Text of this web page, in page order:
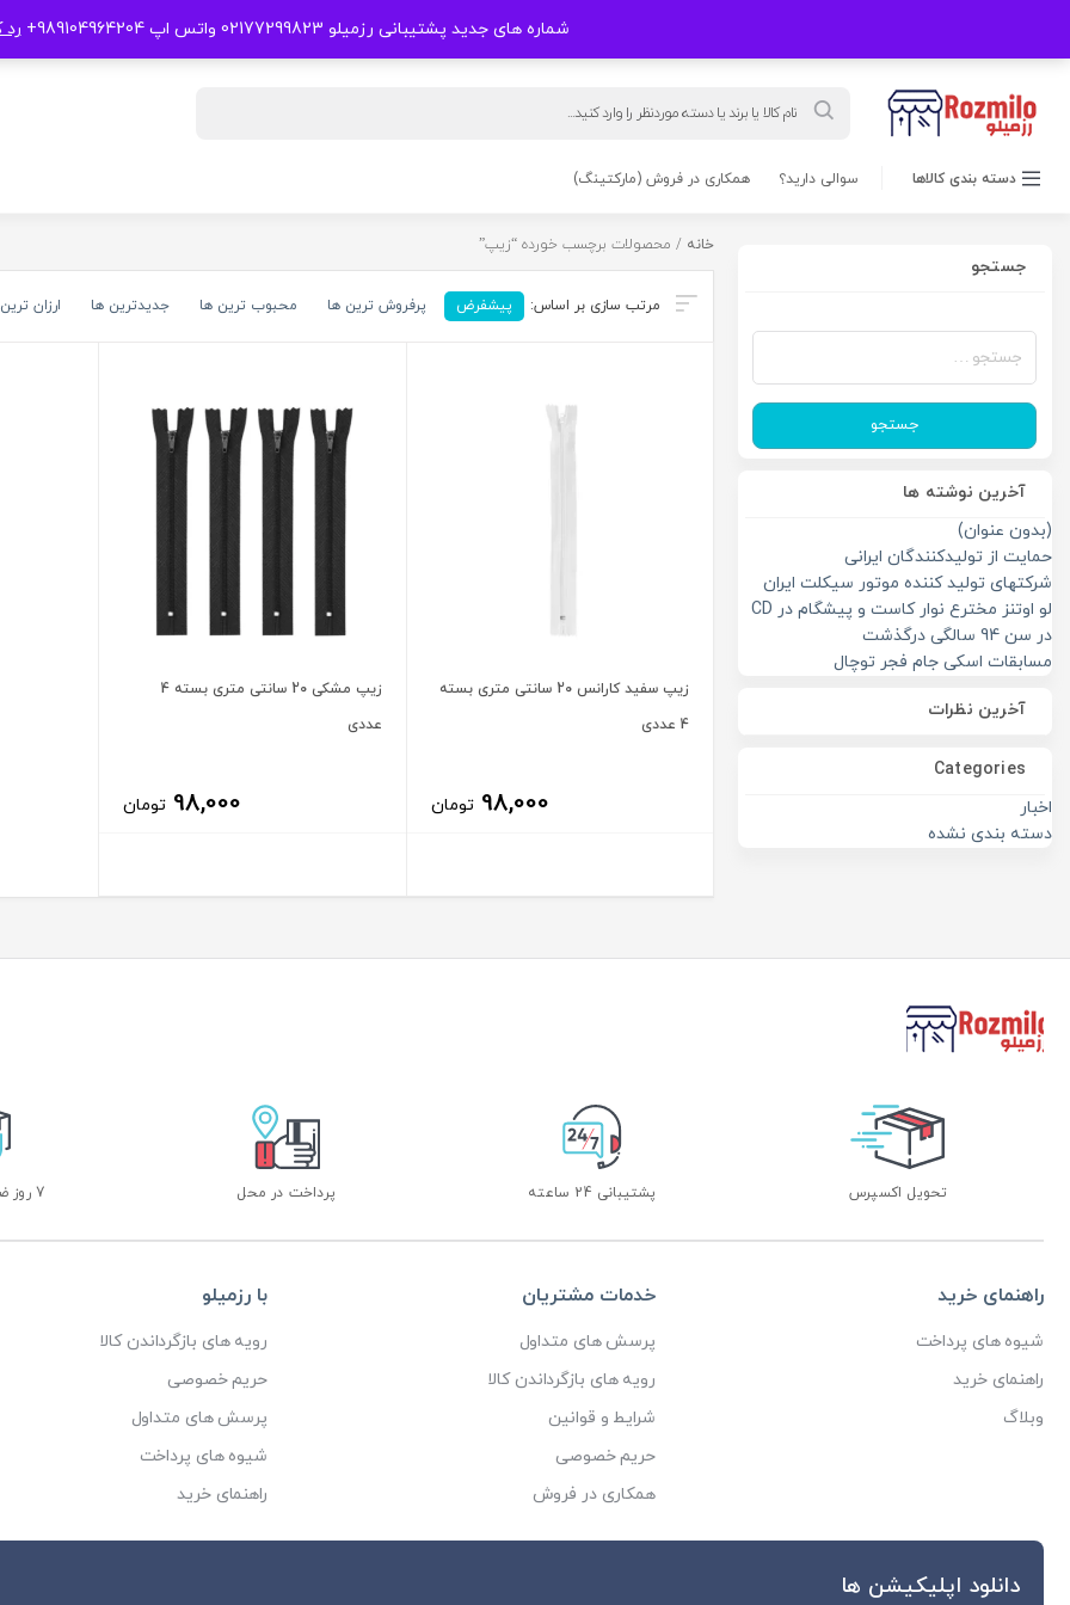
شماره های جدید پشتیبانی رزمیلو 02177299823 واتس اپ 989104964204+ رد
search
دسته بندی کالاها سوالی دارید؟ همکاری در فروش (مارکتینگ)
جستجو
جستجو
آخرین نوشته ها
(بدون عنوان)
حمایت از تولیدکنندگان ایرانی
شرکتهای تولید کننده موتور سیکلت ایران
لو اوتنز مخترع نوار کاست و پیشگام در CD
در سن 94 سالگی درگذشت
مسابقات اسکی جام فجر توچال
آخرین نظرات
Categories
اخبار
دسته بندی نشده
خانه / محصولات برچسب خورده “زیپ”
پیشفرض پرفروش ترین ها محبوب ترین ها جدیدترین ها ارزان
زیپ سفید کارانس 20 سانتی متری بسته
4 عددی
98,000 تومان
زیپ مشکی 20 سانتی متری بسته 4
عددی
98,000 تومان
تحویل اکسپرس پشتیبانی 24 ساعته پرداخت در محل 7 روز ضمانت بازگشت
راهنمای خرید
شیوه های پرداخت
راهنمای خرید
وبلاگ
خدمات مشتریان
پرسش های متداول
رویه های بازگرداندن کالا
شرایط و قوانین
حریم خصوصی
همکاری در فروش
با رزمیلو
رویه های بازگرداندن کالا
حریم خصوصی
پرسش های متداول
شیوه های پرداخت
راهنمای خرید
دانلود اپلیکیشن ها